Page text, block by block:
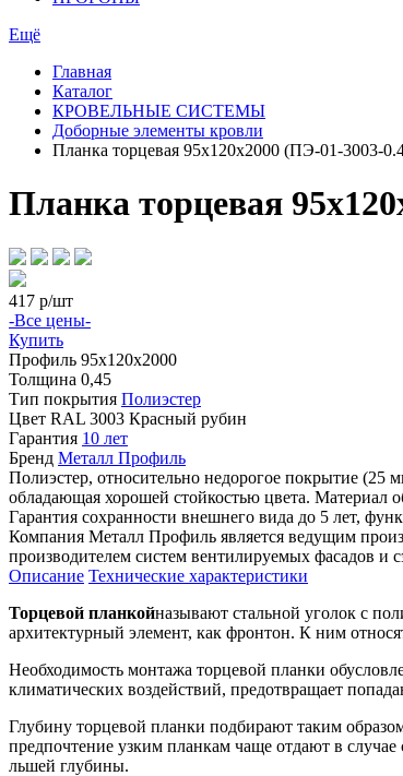
Ещё
Главная
Каталог
КРОВЕЛЬНЫЕ СИСТЕМЫ
Доборные элементы кровли
Планка торцевая 95х120х2000 (ПЭ-01-3003-
Планка торцевая
417 р/шт
-Все цены-
Купить
Профиль 95х120х2000
Толщина 0,45
Тип покрытия Полиэстер
Цвет RAL 3003 Красный рубин
Гарантия 10 лет
Бренд Металл Профиль
Полиэстер, относительно недорогое покрытие
обладающая хорошей стойкостью цвета. Материал
Гарантия сохранности внешнего вида до 5 лет,
Компания Металл Профиль является ведущим
производителем систем вентилируемых фасадов и
Описание Технические характеристики
Торцевой планкойназывают стальной уголок с
архитектурный элемент, как фронтон. К ним
Необходимость монтажа торцевой планки
климатических воздействий, предотвращает
Глубину торцевой планки подбирают таким
предпочтение узким планкам чаще отдают в
льшей глубины.